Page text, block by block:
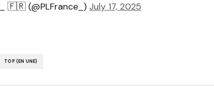
🇫🇷 (@PLFrance_) July 17, 2025
TOP (EN UNE)